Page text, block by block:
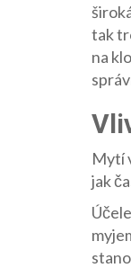
tak
na
Mytí
jak